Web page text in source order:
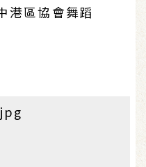
港區協會舞蹈